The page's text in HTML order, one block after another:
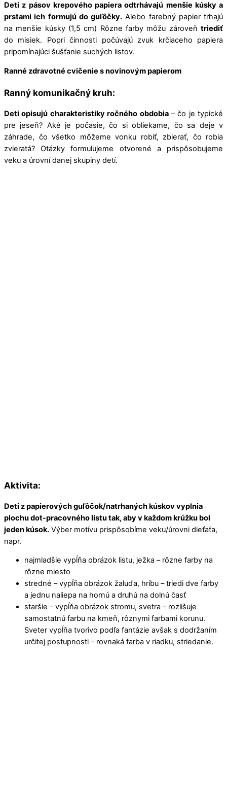
Deti z pásov krepového papiera odtrhávajú menšie kúsky a
prstami ich formujú do guľôčky. Alebo farebný papier trhajú
na menšie kúsky (1,5 cm) Rôzne farby môžu zároveň triediť
do misiek. Popri činnosti počúvajú zvuk krčiaceho papiera
pripomínajúci šušťanie suchých listov.
Ranné zdravotné cvičenie s novinovým papierom
Ranný komunikačný kruh:
Deti opisujú charakteristiky ročného obdobia– čo je typické
pre jeseň? Aké je počasie, čo si obliekame, čo sa deje v
záhrade, čo všetko môžeme vonku robiť, zbierať, čo robia
zvieratá? Otázky formulujeme otvorené a prispôsobujeme
veku a úrovní danej skupiny detí.
Aktivita:
Deti z papierových guľôčok/natrhaných kúskov vyplnia
plochu dot-pracovného listu tak, aby v každom krúžku bol
jeden kúsok. Výber motívu prispôsobíme veku/úrovni dieťaťa,
napr.
najmladšie vypĺňa obrázok listu, ježka – rôzne farby na
rôzne miesto
stredné – vypĺňa obrázok žaluďa, hríbu – triedi dve farby
a jednu naliepa na hornú a druhú na dolnú časť
staršie – vypĺňa obrázok stromu, svetra – rozlišuje
samostatnú farbu na kmeň, rôznymi farbami korunu.
Sveter vypĺňa tvorivo podľa fantázie avšak s dodržaním
určitej postupnosti – rovnaká farba v riadku, striedanie.